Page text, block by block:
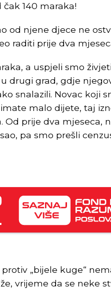
140 maraka!
od njene djece ne
raditi prije dva
a uspjeli smo
drugi grad, gdje
snalazili. Novac koji
malo dijete, taj
Od prije dva mjeseca,
pa smo prešli
„bijele kuge“
vrijeme da se neke